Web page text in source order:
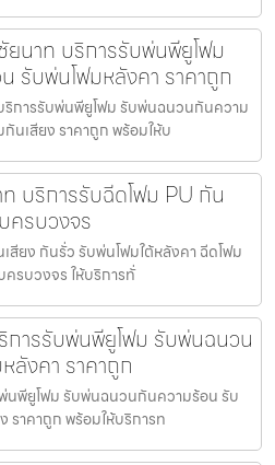
นาท บริการรับพ่นพียูโฟม
รับพ่นโฟมหลังคา ราคาถูก
การรับพ่นพียูโฟม รับพ่นฉนวนกันความ
นเสียง ราคาถูก พร้อมให้บ
บริการรับฉีดโฟม PU กัน
ครบวงจร
สียง กันรั่ว รับพ่นโฟมใต้หลังคา ฉีดโฟม
รบวงจร ให้บริการทั่
การรับพ่นพียูโฟม รับพ่นฉนวน
ลังคา ราคาถูก
นพียูโฟม รับพ่นฉนวนกันความร้อน รับ
ราคาถูก พร้อมให้บริการท